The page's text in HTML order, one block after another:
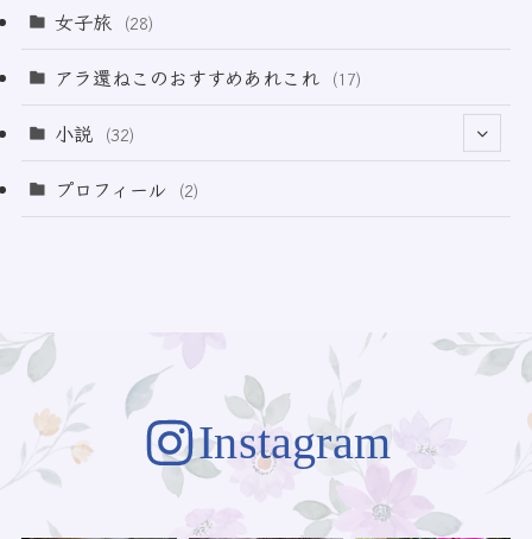
(3)
(21)
(73)
女子旅 (28)
アラ還ねこのおすすめあれこれ (17)
小説 (32)
プロフィール (2)
Instagram